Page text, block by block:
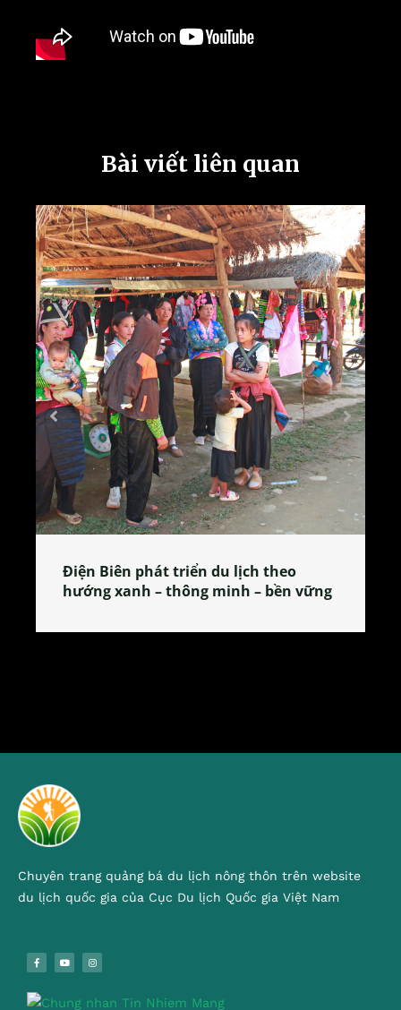
Bài viết liên quan
Làng làm bánh tẻ Phú Nhi – nơi lan
tỏa đặc sản xứ Đoài
Chuyên trang quảng bá du lịch nông thôn trên website
du lịch quốc gia của Cục Du lịch Quốc gia Việt Nam